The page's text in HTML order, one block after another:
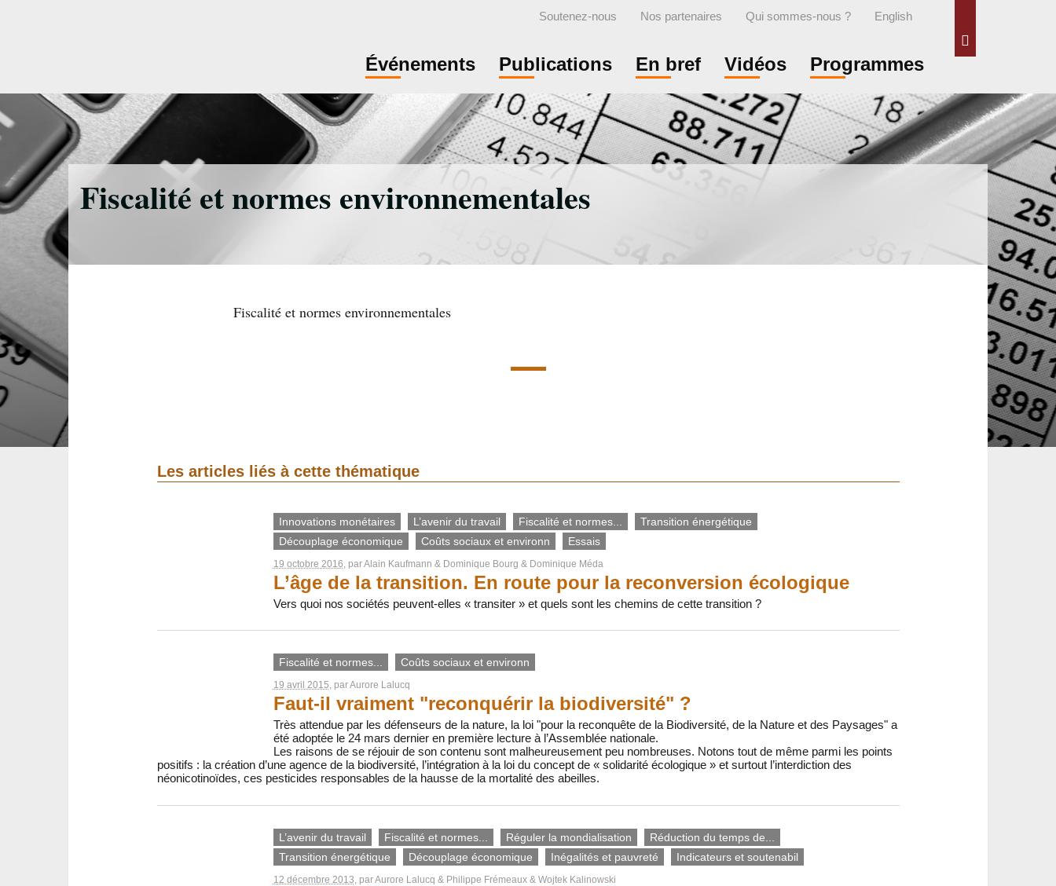
Soutenez-nous Nos partenaires Qui sommes-nous ? English
Événements Publications En bref Vidéos Programmes
Fiscalité et normes environnementales
Fiscalité et normes environnementales
Les articles liés à cette thématique
Innovations monétaires L’avenir du travail Fiscalité et normes...
Transition énergétique
Découplage économique
Coûts sociaux et environn Essais
19 octobre 2016, parAlain Kaufmann & Dominique Bourg & Dominique Méda
L’âge de la transition. En route pour la reconversion écologique
Vers quoi nos sociétés peuvent-elles « transiter » et quels sont les chemins de cette transition ?
Fiscalité et normes... Coûts sociaux et environn
19 avril 2015, parAurore Lalucq
Faut-il vraiment "reconquérir la biodiversité" ?
Très attendue par les défenseurs de la nature, la loi "pour la reconquête de la Biodiversité, de la Nature et des Paysages" a
été adoptée le 24 mars dernier en première lecture à l’Assemblée nationale.
Les raisons de se réjouir de son contenu sont malheureusement peu nombreuses. Notons tout de même parmi les points
positifs : la création d’une agence de la biodiversité, l’intégration à la loi du concept de « solidarité écologique » et surtout l’interdiction des
néonicotinoïdes, ces pesticides responsables de la hausse de la mortalité des abeilles.
L’avenir du travail Fiscalité et normes... Réguler la mondialisation
Réduction du temps de...
Transition énergétique
Découplage économique Inégalités et pauvreté Indicateurs et soutenabil
12 décembre 2013 , parAurore Lalucq & Philippe Frémeaux& Wojtek Kalinowski